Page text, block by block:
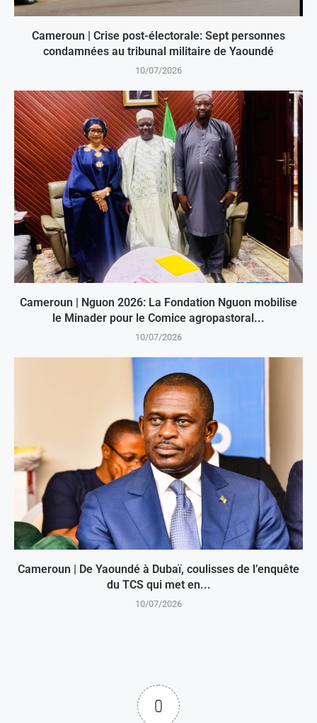
Cameroun | Crise post-électorale: Sept personnes
condamnées au tribunal militaire de Yaoundé
10/07/2026
Cameroun | Nguon 2026: La Fondation Nguon mobilise
le Minader pour le Comice agropastoral...
10/07/2026
Cameroun | De Yaoundé à Dubaï, coulisses de l’enquête
du TCS qui met en...
10/07/2026
0